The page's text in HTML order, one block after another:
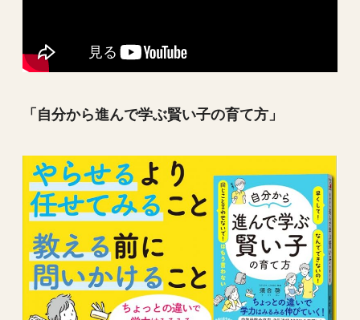
「自分から進んで学ぶ賢い子の育て方」